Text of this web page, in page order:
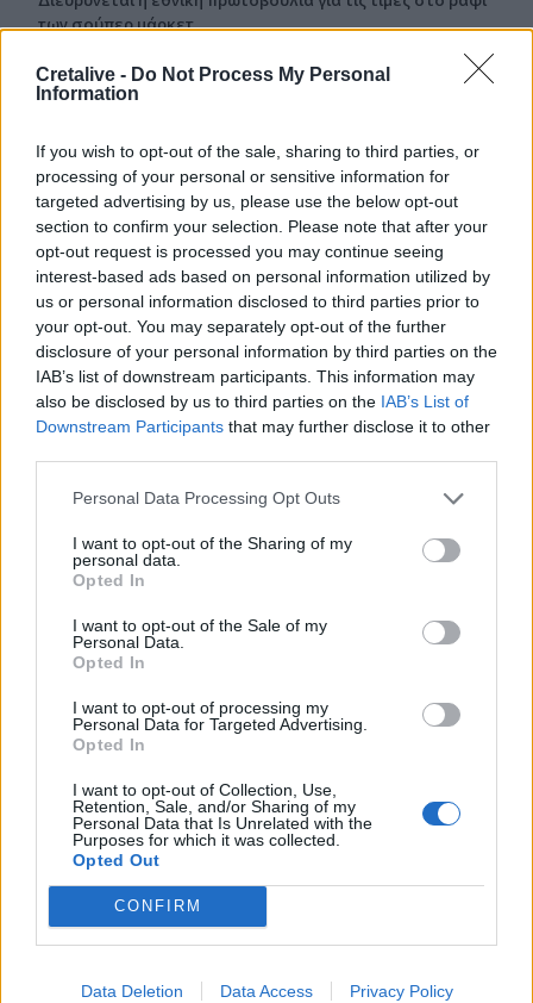
Cretalive - Do Not Process My Personal
Information
If you wish to opt-out of the sale, sharing to third parties, or
processing of your personal or sensitive information for
targeted advertising by us, please use the below opt-out
section to confirm your selection. Please note that after your
opt-out request is processed you may continue seeing
interest-based ads based on personal information utilized by
us or personal information disclosed to third parties prior to
your opt-out. You may separately opt-out of the further
disclosure of your personal information by third parties on the
IAB’s list of downstream participants. This information may
also be disclosed by us to third parties on the IAB’s List of
Downstream Participants that may further disclose it to other
Personal Data Processing Opt Outs
I want to opt-out of the Sharing of my
personal data.
Opted In
I want to opt-out of the Sale of my
Personal Data.
Opted In
I want to opt-out of processing my
Personal Data for Targeted Advertising.
Opted In
I want to opt-out of Collection, Use,
Retention, Sale, and/or Sharing of my
Personal Data that Is Unrelated with the
Purposes for which it was collected.
Opted Out
CONFIRM
Data Deletion Data Access Privacy Policy
των σούπερ μάρκετ
09:01
Όταν ο σεισμός της Κρήτης «λάβωσε» τον Φάρο της
08:55
Νέοι ρωσικοί βομβαρδισμοί στο Κίεβο: Τρεις νεκροί,
μεταξύ των οποίων ένα παιδί
08:49
Μηχανολογικό: 4.700 νέα οχήματα στο Ηράκλειο -
Σάββατο στο γραφείο για να μην περιμένουν οι πολίτες
08:41
Κορυφώνεται η έξοδος των αδειούχων του Αυγούστου
Συνεχής ροή